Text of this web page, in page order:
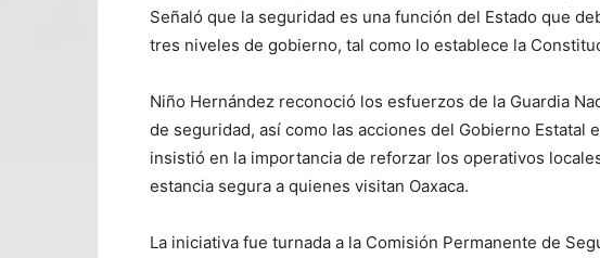
Señaló que la seguridad es una función del Estado que
tres niveles de gobierno, tal como lo establece la
Niño Hernández reconoció los esfuerzos de la Guardia
de seguridad, así como las acciones del Gobierno Estatal
insistió en la importancia de reforzar los operativos
estancia segura a quienes visitan Oaxaca.
La iniciativa fue turnada a la Comisión Permanente de